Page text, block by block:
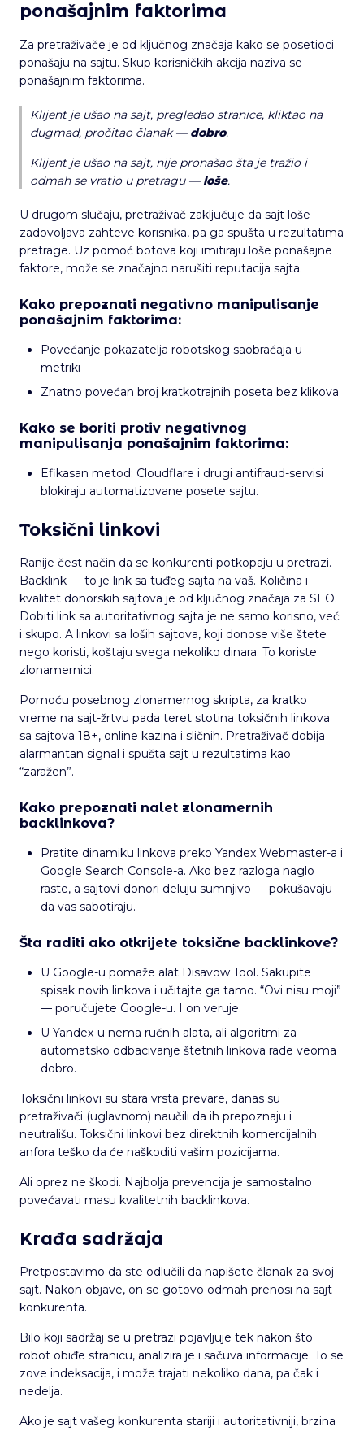
ponašajnim faktorima
Za pretraživače je od ključnog značaja kako se posetioci
ponašaju na sajtu. Skup korisničkih akcija naziva se
ponašajnim faktorima.
Klijent je ušao na sajt, pregledao stranice, kliktao na
dugmad, pročitao članak— dobro.
Klijent je ušao na sajt, nije pronašao šta je tražio i
odmah se vratio u pretragu — loše.
U drugom slučaju, pretraživač zaključuje da sajt loše
zadovoljava zahteve korisnika, pa ga spušta u rezultatima
pretrage. Uz pomoć botova koji imitiraju loše ponašajne
faktore, može se značajno narušiti reputacija sajta.
Kako prepoznati negativno manipulisanje
ponašajnim faktorima:
Povećanje pokazatelja robotskog saobraćaja u
metriki
Znatno povećan broj kratkotrajnih poseta bez klikova
Kako se boriti protiv negativnog
manipulisanja ponašajnim faktorima:
Efikasan metod: Cloudflare i drugi antifraud-servisi
blokiraju automatizovane posete sajtu.
Toksični linkovi
Ranije čest način da se konkurenti potkopaju u pretrazi.
Backlink — to je link sa tuđeg sajta na vaš. Količina i
kvalitet donorskih sajtova je od ključnog značaja za SEO.
Dobiti link sa autoritativnog sajta je ne samo korisno, već
i skupo. A linkovi sa loših sajtova, koji donose više štete
nego koristi, koštaju svega nekoliko dinara. To koriste
zlonamernici.
Pomoću posebnog zlonamernog skripta, za kratko
vreme na sajt-žrtvu pada teret stotina toksičnih linkova
sa sajtova 18+, online kazina i sličnih. Pretraživač dobija
alarmantan signal i spušta sajt u rezultatima kao
“zaražen”.
Kako prepoznati nalet zlonamernih
backlinkova?
Pratite dinamiku linkova preko Yandex Webmaster-a i
Google Search Console-a. Ako bez razloga naglo
raste, a sajtovi-donori deluju sumnjivo — pokušavaju
da vas sabotiraju.
Šta raditi ako otkrijete toksične backlinkove?
U Google-u pomaže alat Disavow Tool. Sakupite
spisak novih linkova i učitajte ga tamo. “Ovi nisu moji”
— poručujete Google-u. I on veruje.
U Yandex-u nema ručnih alata, ali algoritmi za
automatsko odbacivanje štetnih linkova rade veoma
dobro.
Toksični linkovi su stara vrsta prevare, danas su
pretraživači (uglavnom) naučili da ih prepoznaju i
neutrališu. Toksični linkovi bez direktnih komercijalnih
anfora teško da će naškoditi vašim pozicijama.
Ali oprez ne škodi. Najbolja prevencija je samostalno
povećavati masu kvalitetnih backlinkova.
Krađa sadržaja
Pretpostavimo da ste odlučili da napišete članak za svoj
sajt. Nakon objave, on se gotovo odmah prenosi na sajt
konkurenta.
Bilo koji sadržaj se u pretrazi pojavljuje tek nakon što
robot obiđe stranicu, analizira je i sačuva informacije. To se
zove indeksacija, i može trajati nekoliko dana, pa čak i
nedelja.
Ako je sajt vašeg konkurenta stariji i autoritativniji, brzina